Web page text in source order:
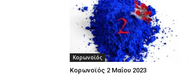
Κορωνοϊός
Κορωνοϊός 2 Μαΐου 2023